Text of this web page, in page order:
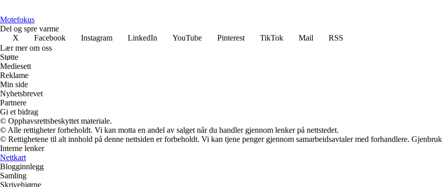
Motefokus
Del og spre varme
X
Facebook Instagram LinkedIn YouTube Pinterest TikTok Mail
RSS
Lær mer om oss
Støtte
Mediesett
Reklame
Min side
Nyhetsbrevet
Partnere
Gi et bidrag
© Opphavsrettsbeskyttet materiale.
© Alle rettigheter forbeholdt. Vi kan motta en andel av salget når du handler gjennom lenker på nettstedet.
© Rettighetene til alt innhold på denne nettsiden er forbeholdt. Vi kan tjene penger gjennom samarbeidsavtaler med forhandlere.
Interne lenker
Nettkart
Blogginnlegg
Samling
Skrivehjørne